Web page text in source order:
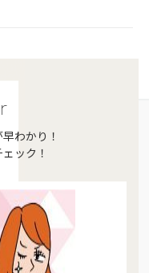
わかり！
ック！